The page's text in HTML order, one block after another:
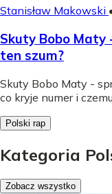
Stanisław Makowski
Skuty Bobo
ten szum?
Skuty Bobo Maty -
co kryje numer i
Polski rap
Kategoria
Zobacz wszystko